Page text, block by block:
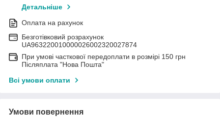
Детальніше
Оплата на рахунок
Безготівковий розрахунок
UA963220010000026002320027874
При умові часткової передоплати в розмірі 150 грн
Післяплата "Нова Пошта"
Всі умови оплати
Умови повернення